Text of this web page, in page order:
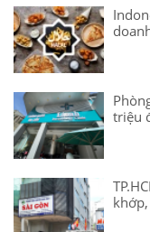
triệu